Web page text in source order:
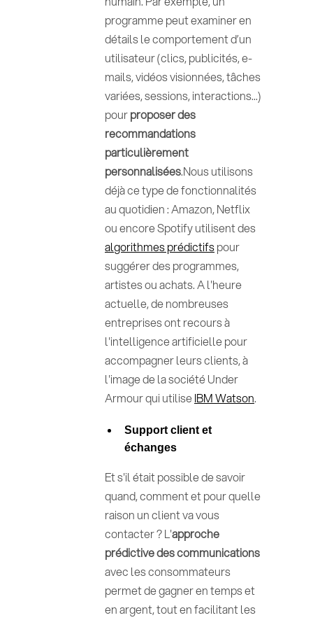
programme peut examiner en
détails le comportement d’un
utilisateur (clics, publicités, e-
mails, vidéos visionnées, tâches
variées, sessions, interactions...)
pourproposer des
recommandations
particulièrement
personnalisées.Nous utilisons
déjà ce type de fonctionnalités
au quotidien : Amazon, Netflix
ou encore Spotify utilisent des
algorithmes prédictifspour
suggérer des programmes,
artistes ou achats. A l'heure
actuelle, de nombreuses
entreprises ont recours à
l'intelligence artificielle pour
accompagner leurs clients, à
l'image de la société Under
Armour qui utiliseIBM Watson.
Support client et
échanges
Et s'il était possible de savoir
quand, comment et pour quelle
raison un client va vous
contacter ? L'approche
prédictive des communications
avec les consommateurs
permet de gagner en temps et
en argent, tout en facilitant les